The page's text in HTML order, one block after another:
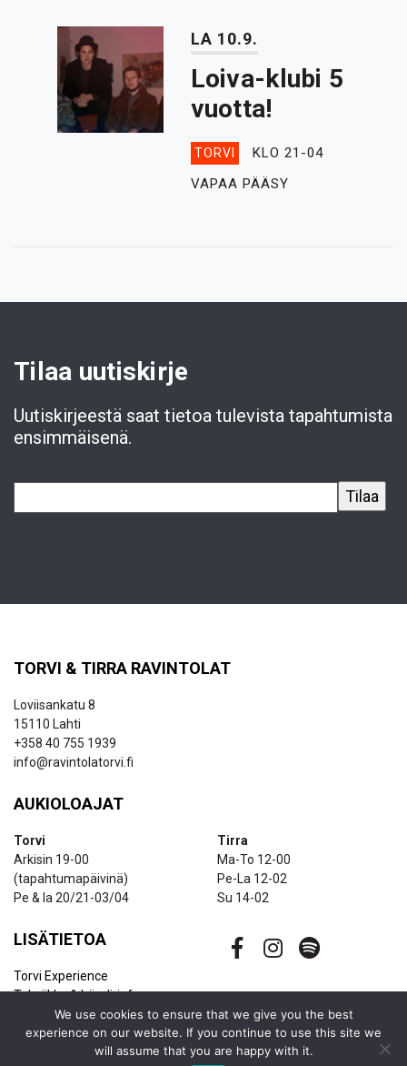
LA 10.9.
Loiva-klubi 5
vuotta!
TORVI
KLO 21-04
VAPAA PÄÄSY
Tilaa uutiskirje
Uutiskirjeestä saat tietoa tulevista tapahtumista
ensimmäisenä.
TORVI & TIRRA RAVINTOLAT
Loviisankatu 8
15110 Lahti
+358 40 755 1939
info@ravintolatorvi.fi
AUKIOLOAJAT
Torvi
Arkisin 19-00
(tapahtumapäivinä)
Pe & la 20/21-03/04
Tirra
Ma-To 12-00
Pe-La 12-02
Su 14-02
LISÄTIETOA
Torvi Experience
Tekniikka & bändi-info
Ravintolapalvelut
Uutiskirje
We use cookies to ensure that we give you the best
experience on our website. If you continue to use this site we
will assume that you are happy with it.